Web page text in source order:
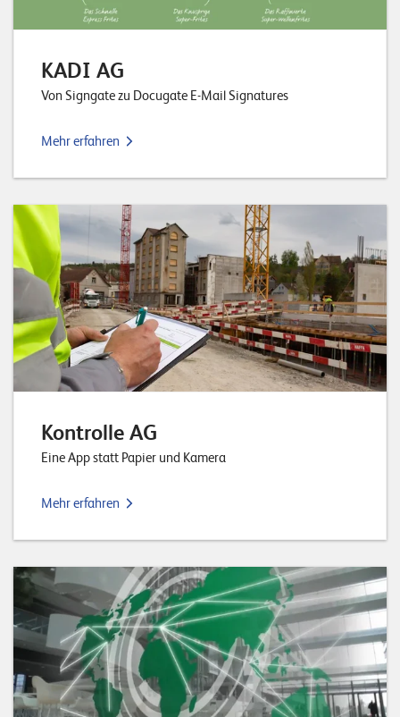
KADI AG
Von Signgate zu Docugate E-Mail Signatures
Mehr erfahren
Kontrolle AG
Eine App statt Papier und Kamera
Mehr erfahren